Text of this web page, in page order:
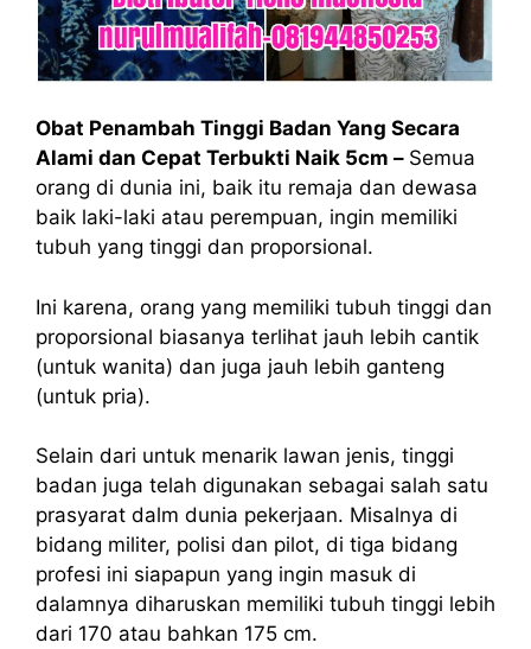
Obat Penambah Tinggi Badan Yang Secara
Alami dan Cepat Terbukti Naik 5cm – Semua
orang di dunia ini, baik itu remaja dan dewasa
baik laki-laki atau perempuan, ingin memiliki
tubuh yang tinggi dan proporsional.
Ini karena, orang yang memiliki tubuh tinggi dan
proporsional biasanya terlihat jauh lebih cantik
(untuk wanita) dan juga jauh lebih ganteng
(untuk pria).
Selain dari untuk menarik lawan jenis, tinggi
badan juga telah digunakan sebagai salah satu
prasyarat dalm dunia pekerjaan. Misalnya di
bidang militer, polisi dan pilot, di tiga bidang
profesi ini siapapun yang ingin masuk di
dalamnya diharuskan memiliki tubuh tinggi lebih
dari 170 atau bahkan 175 cm.